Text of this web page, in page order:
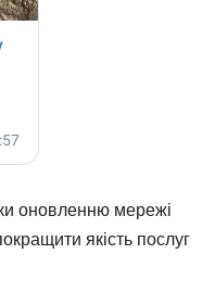
оновленню мережі
якість послуг